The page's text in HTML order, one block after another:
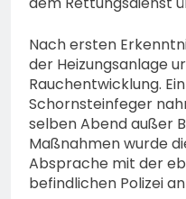
Nach ersten
der Heizungsanlage
Rauchentwicklung.
Schornsteinfeger
selben Abend außer
Maßnahmen wurde
Absprache mit der
befindlichen Polizei